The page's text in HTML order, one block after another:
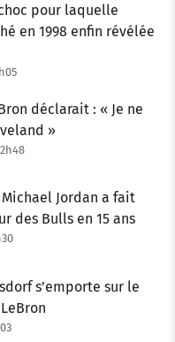
pour laquelle
en 1998 enfin révélée
déclarait : « Je ne
»
Michael Jordan a fait
des Bulls en 15 ans
s’emporte sur le